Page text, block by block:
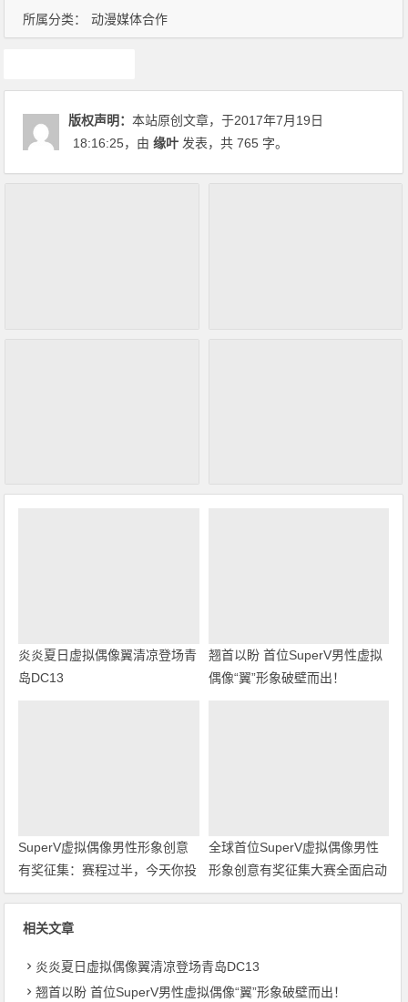
所属分类： 动漫媒体合作
版权声明：本站原创文章，于2017年7月19日
18:16:25，由缘叶 发表，共 765 字。
炎炎夏日虚拟偶像翼清凉登场青
岛DC13
翘首以盼 首位SuperV男性虚拟
偶像“翼”形象破壁而出！
SuperV虚拟偶像男性形象创意
有奖征集：赛程过半，今天你投
稿了吗？
全球首位SuperV虚拟偶像男性
形象创意有奖征集大赛全面启动
相关文章
炎炎夏日虚拟偶像翼清凉登场青岛DC13
翘首以盼 首位SuperV男性虚拟偶像“翼”形象破壁而出！